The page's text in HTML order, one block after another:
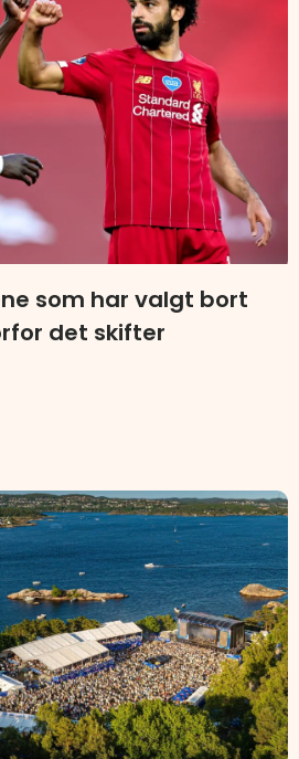
som har valgt bort
det skifter